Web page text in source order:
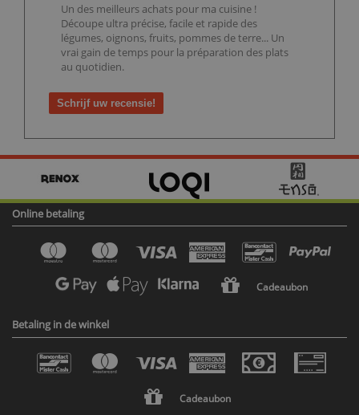
Un des meilleurs achats pour ma cuisine !
Découpe ultra précise, facile et rapide des
légumes, oignons, fruits, pommes de terre... Un
vrai gain de temps pour la préparation des plats
au quotidien.
Schrijf uw recensie!
Online betaling
Cadeaubon
Betaling in de winkel
Cadeaubon